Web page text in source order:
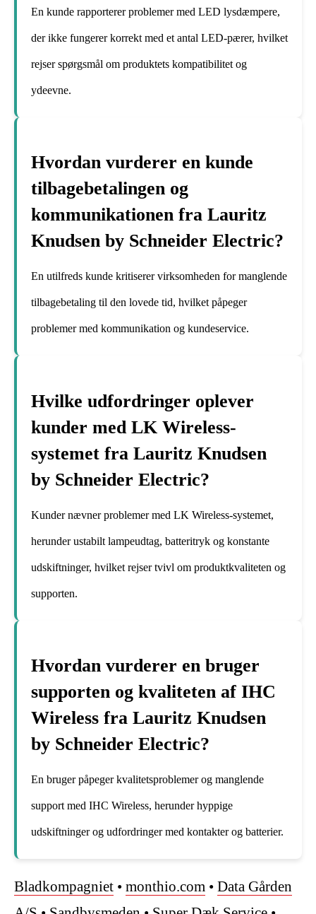
En kunde rapporterer problemer med LED lysdæmpere,
der ikke fungerer korrekt med et antal LED-pærer, hvilket
rejser spørgsmål om produktets kompatibilitet og
ydeevne.
Hvordan vurderer en kunde
tilbagebetalingen og
kommunikationen fra Lauritz
Knudsen by Schneider Electric?
En utilfreds kunde kritiserer virksomheden for manglende
tilbagebetaling til den lovede tid, hvilket påpeger
problemer med kommunikation og kundeservice.
Hvilke udfordringer oplever
kunder med LK Wireless-
systemet fra Lauritz Knudsen
by Schneider Electric?
Kunder nævner problemer med LK Wireless-systemet,
herunder ustabilt lampeudtag, batteritryk og konstante
udskiftninger, hvilket rejser tvivl om produktkvaliteten og
supporten.
Hvordan vurderer en bruger
supporten og kvaliteten af IHC
Wireless fra Lauritz Knudsen
by Schneider Electric?
En bruger påpeger kvalitetsproblemer og manglende
support med IHC Wireless, herunder hyppige
udskiftninger og udfordringer med kontakter og batterier.
Bladkompagniet • monthio.com • Data Gården